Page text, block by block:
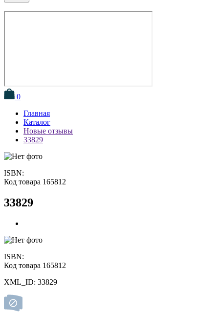
0
Главная
Каталог
Новые отзывы
33829
ISBN:
Код товара 165812
33829
ISBN:
Код товара 165812
XML_ID: 33829